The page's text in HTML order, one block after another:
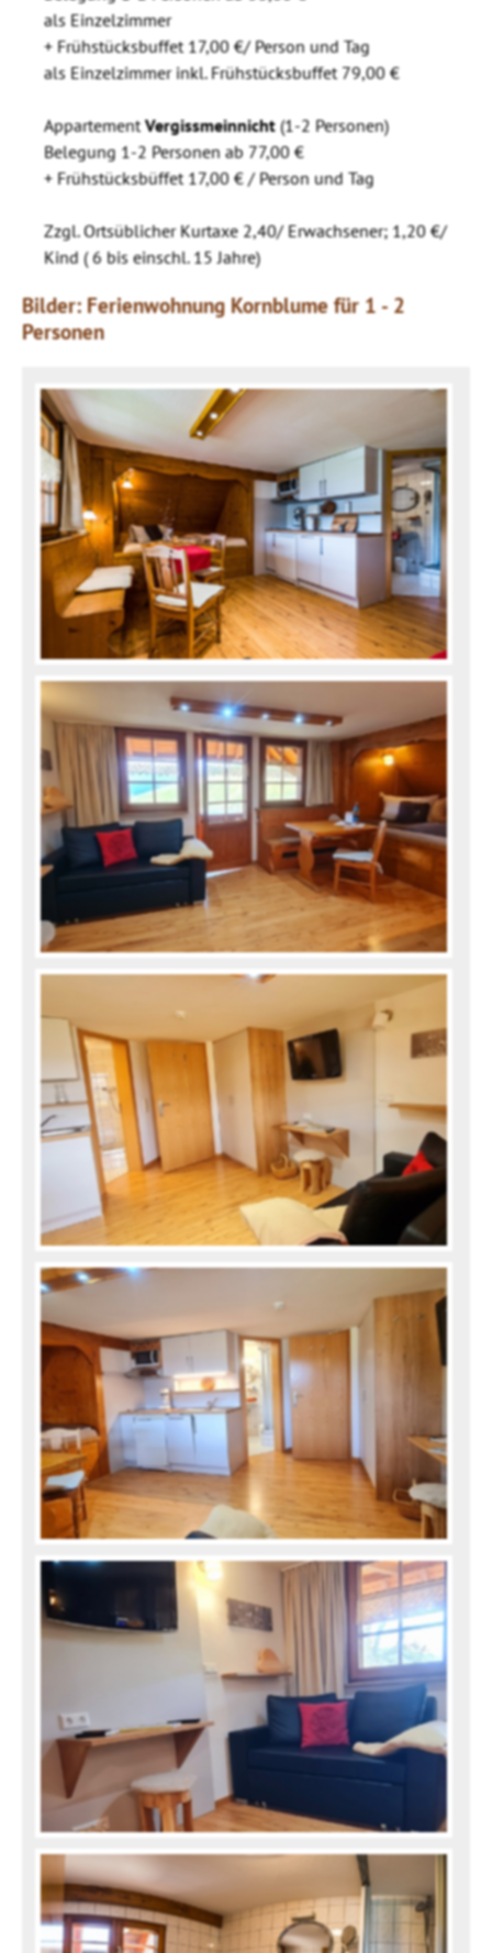
als Einzelzimmer
+ Frühstücksbuffet 17,00 €/ Person und Tag
als Einzelzimmer inkl. Frühstücksbuffet 79,00 €
AppartementVergissmeinnicht (1-2 Personen)
Belegung 1-2 Personen ab 77,00 €
+ Frühstücksbüffet 17,00 € / Person und Tag
Zzgl. Ortsüblicher Kurtaxe 2,40/ Erwachsener; 1,20 €/
Kind ( 6 bis einschl. 15 Jahre)
Bilder: Ferienwohnung Kornblume für 1 - 2
Personen